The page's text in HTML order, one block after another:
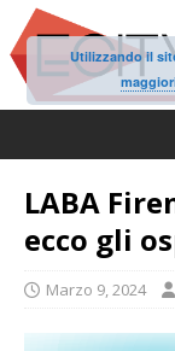
LABA
ecco gli
Marzo 9, 2024
Utilizzando il